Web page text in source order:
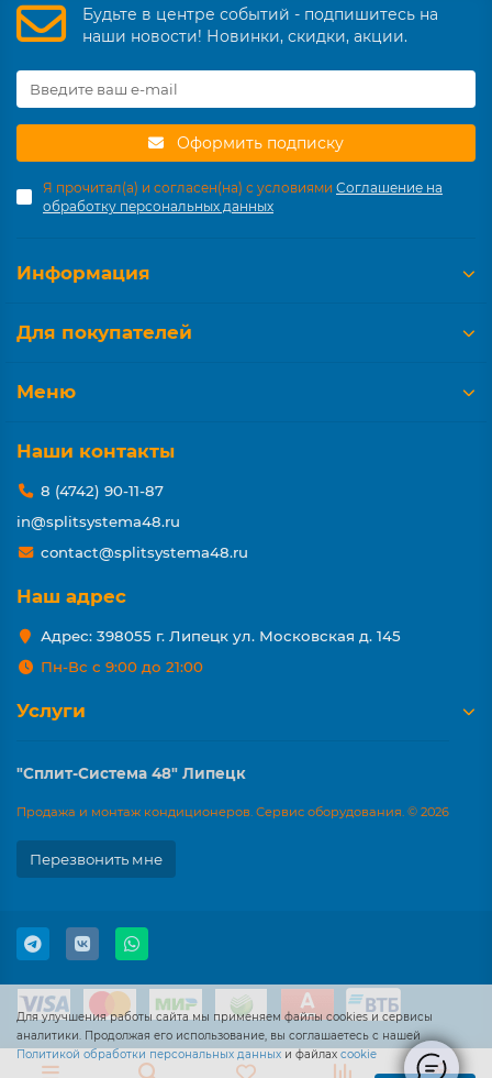
Для улучшения работы сайта мы применяем файлы cookies и сервисы
аналитики. Продолжая его использование, вы соглашаетесь с нашей
Политикой обработки персональных данных и файлах cookie
Будьте в центре событий - подпишитесь на
наши новости! Новинки, скидки, акции.
Оформить подписку
Я прочитал(а) и согласен(на) с условиями Соглашение на
обработку персональных данных
Информация
Для покупателей
Меню
Наши контакты
8 (4742) 90-11-87
in@splitsystema48.ru
contact@splitsystema48.ru
Наш адрес
Адрес: 398055 г. Липецк ул. Московская д. 145
Пн-Вс с 9:00 до 21:00
Услуги
"Сплит-Система 48" Липецк
Продажа и монтаж кондиционеров. Сервис оборудования. © 2026
Перезвонить мне